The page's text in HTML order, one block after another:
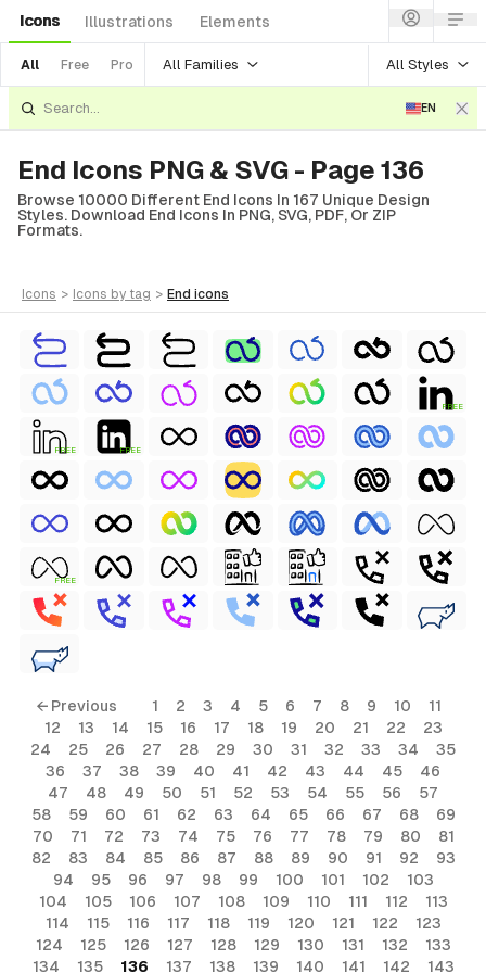
Icons Illustrations Elements
All Free Pro All Families All Styles
EN
End Icons PNG & SVG - Page 136
Browse 10000 Different End Icons In 167 Unique Design
Styles. Download End Icons In PNG, SVG, PDF, Or ZIP
Formats.
icons > icons by tag > end icons
FREE
FREE FREE
FREE
← Previous 1 2 3 4 5 6 7 8 9 10
11
12
13 14 15 16 17 18 19 20 21 22
23
24
25 26 27 28 29 30 31 32 33 34
35
36
37 38 39 40 41 42 43 44 45
46
47
48 49 50 51 52 53 54 55 56
57
58
59 60 61 62 63 64 65 66 67 68
69
70
71 72 73 74 75 76 77 78 79 80
81
82
83 84 85 86 87 88 89 90 91 92
93
94
95 96 97 98 99 100 101 102
103
104
105 106 107 108 109 110 111 112
113
114
115 116 117 118 119 120 121 122
123
124
125 126 127 128 129 130 131 132
133
134
135 136 137 138 139 140 141 142 143